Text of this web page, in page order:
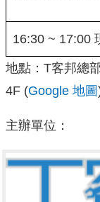
16:30 ~ 17:00
地點：T客邦總
4F (Google 地圖
主辦單位：